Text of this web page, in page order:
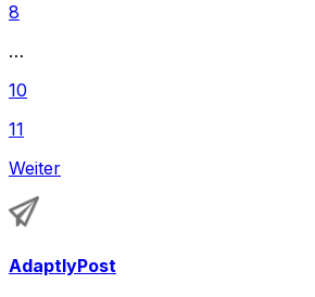
8
…
10
11
Weiter
AdaptlyPost